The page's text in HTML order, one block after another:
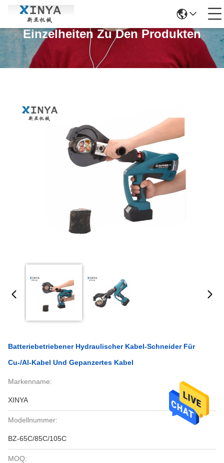
Einzelheiten Zu Den Produkten
Batteriebetriebener Hydraulischer Kabel-Schneider Für
Cu-/Al-Kabel Und Gepanzertes Kabel
Markenname:
XINYA
Modellnummer:
BZ-65C/85C/105C
MOQ: